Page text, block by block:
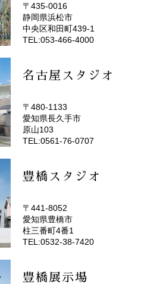
(EMOTOP浜松)
〒435-0016
静岡県浜松市
中央区和田町439-1
TEL:053-466-4000
名古屋スタジオ
(EMOTOP名古屋)
〒480-1133
愛知県長久手市
原山103
TEL:0561-76-0707
豊橋スタジオ
(EMOTOP豊橋)
〒441-8052
愛知県豊橋市
柱三番町4番1
TEL:0532-38-7420
豊橋展示場